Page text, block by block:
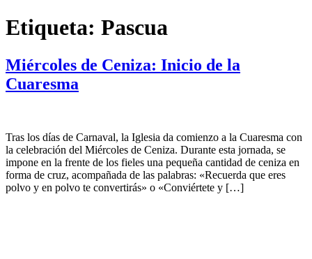
Etiqueta: Pascua
Miércoles de Ceniza: Inicio de la
Cuaresma
Tras los días de Carnaval, la Iglesia da comienzo a la Cuaresma con
la celebración del Miércoles de Ceniza. Durante esta jornada, se
impone en la frente de los fieles una pequeña cantidad de ceniza en
forma de cruz, acompañada de las palabras: «Recuerda que eres
polvo y en polvo te convertirás» o «Conviértete y […]